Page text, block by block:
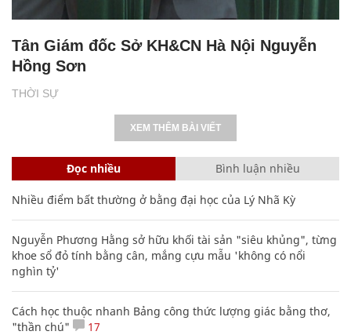
THỜI SỰ
Tân Giám đốc Sở KH&CN Hà Nội Nguyễn
Hồng Sơn
XEM THÊM BÀI VIẾT
Đọc nhiều Bình luận nhiều
Nhiều điểm bất thường ở bằng đại học của Lý Nhã Kỳ
Nguyễn Phương Hằng sở hữu khối tài sản "siêu khủng", từng
khoe sổ đỏ tính bằng cân, mắng cựu mẫu 'không có nổi
nghìn tỷ'
Cách học thuộc nhanh Bảng công thức lượng giác bằng thơ,
"thần chú"
17